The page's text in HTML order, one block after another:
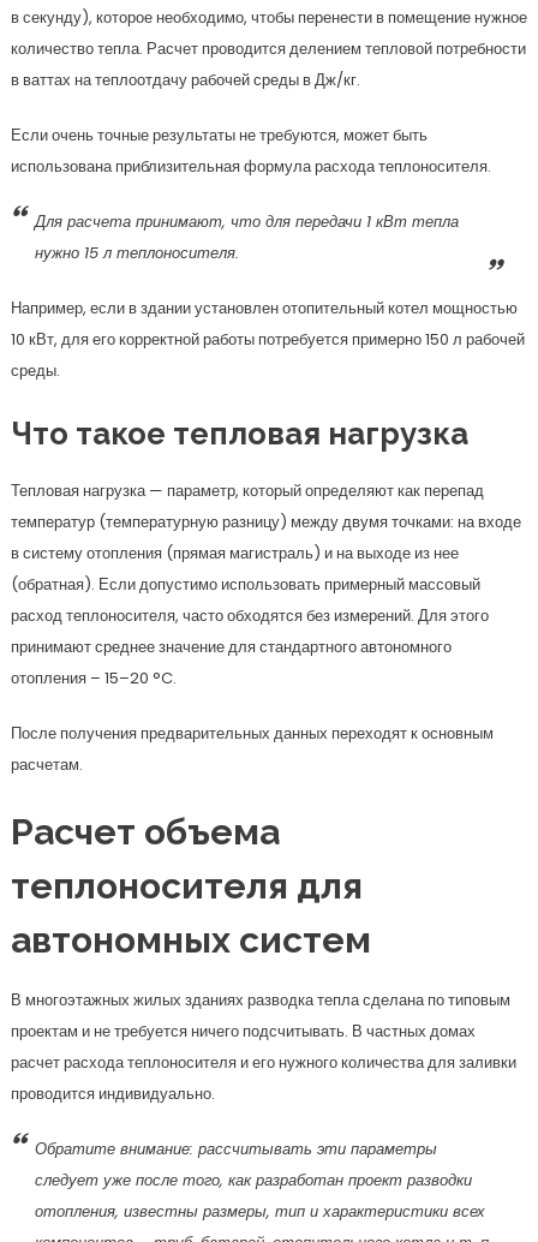
в секунду), которое необходимо, чтобы перенести в помещение нужное
количество тепла. Расчет проводится делением тепловой потребности
в ваттах на теплоотдачу рабочей среды в Дж/кг.
Если очень точные результаты не требуются, может быть
использована приблизительная формула расхода теплоносителя.
Для расчета принимают, что для передачи 1 кВт тепла
нужно 15 л теплоносителя.
Например, если в здании установлен отопительный котел мощностью
10 кВт, для его корректной работы потребуется примерно 150 л рабочей
среды.
Что такое тепловая нагрузка
Тепловая нагрузка — параметр, который определяют как перепад
температур (температурную разницу) между двумя точками: на входе
в систему отопления (прямая магистраль) и на выходе из нее
(обратная). Если допустимо использовать примерный массовый
расход теплоносителя, часто обходятся без измерений. Для этого
принимают среднее значение для стандартного автономного
отопления – 15–20 °C.
После получения предварительных данных переходят к основным
расчетам.
Расчет объема
теплоносителя для
автономных систем
В многоэтажных жилых зданиях разводка тепла сделана по типовым
проектам и не требуется ничего подсчитывать. В частных домах
расчет расхода теплоносителя и его нужного количества для заливки
проводится индивидуально.
Обратите внимание: рассчитывать эти параметры
следует уже после того, как разработан проект разводки
отопления, известны размеры, тип и характеристики всех